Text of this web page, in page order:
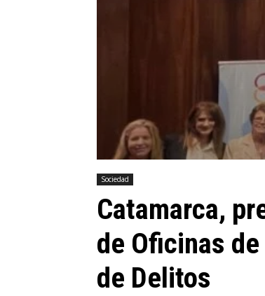
Sociedad
Catamarca,
de Oficinas
de Delitos